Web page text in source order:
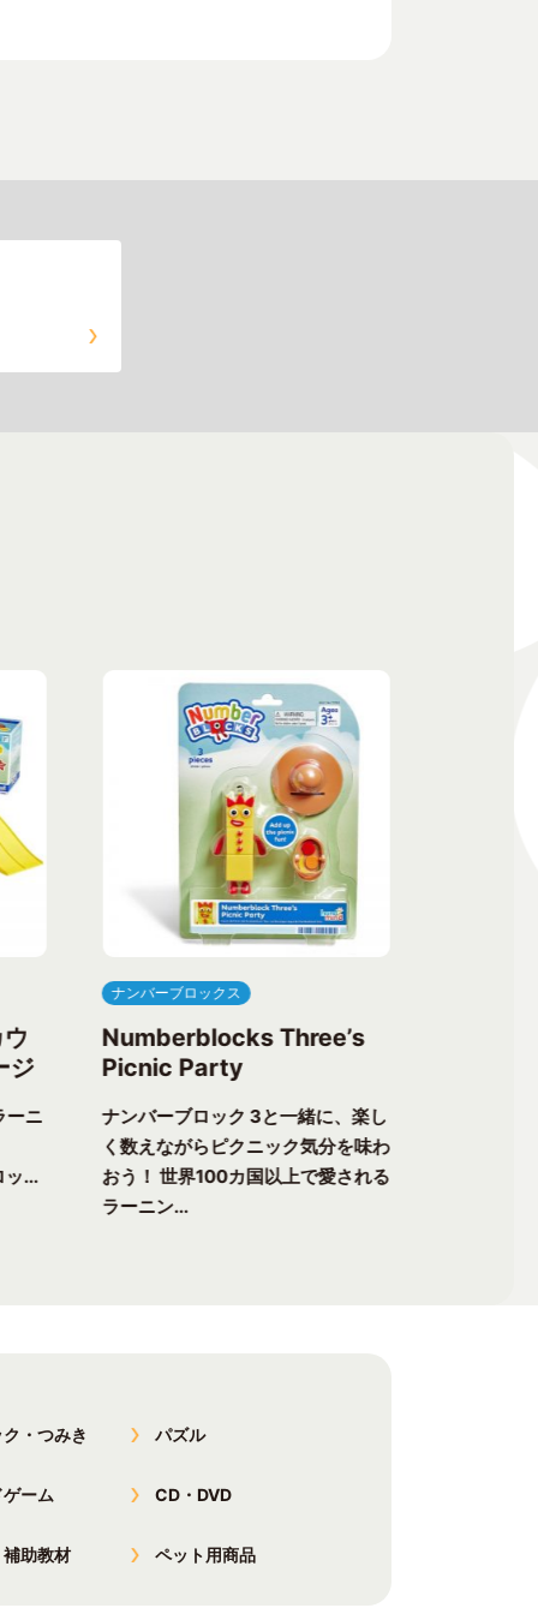
ジ
ーニ
...
ナンバーブロックス
Numberblocks Three’s
Picnic Party
ナンバーブロック 3と一緒に、楽し
く数えながらピクニック気分を味わ
おう！ 世界100カ国以上で愛される
ラーニン...
・つみき パズル
ーム CD・DVD
助教材 ペット用商品